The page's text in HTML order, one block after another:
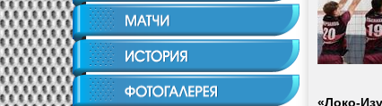
«Локо-